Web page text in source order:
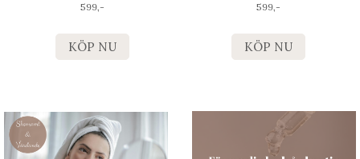
599,-
KÖP NU
599,-
KÖP NU